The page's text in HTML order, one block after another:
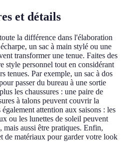
et détails
la différence dans l'élaboration
un sac à main stylé ou une
transformer une tenue. Faites des
style personnel tout en considérant
tenues. Par exemple, un sac à dos
passer du bureau à une sortie
les chaussures : une paire de
à talons peuvent couvrir la
attention aux saisons : les
ou les lunettes de soleil peuvent
aussi être pratiques. Enfin,
de matériaux pour garder votre look